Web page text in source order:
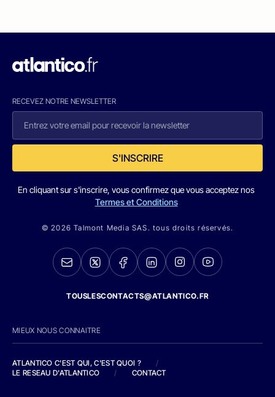
RECEVEZ NOTRE NEWSLETTER
S'INSCRIRE
En cliquant sur s'inscrire, vous confirmez que vous acceptez nos
Termes et Conditions
© 2026 Talmont Media SAS. tous droits réservés.
TOUSLESCONTACTS@ATLANTICO.FR
MIEUX NOUS CONNAITRE
ATLANTICO C'EST QUI, C'EST QUOI ?
/
LE RESEAU D'ATLANTICO
/ CONTACT